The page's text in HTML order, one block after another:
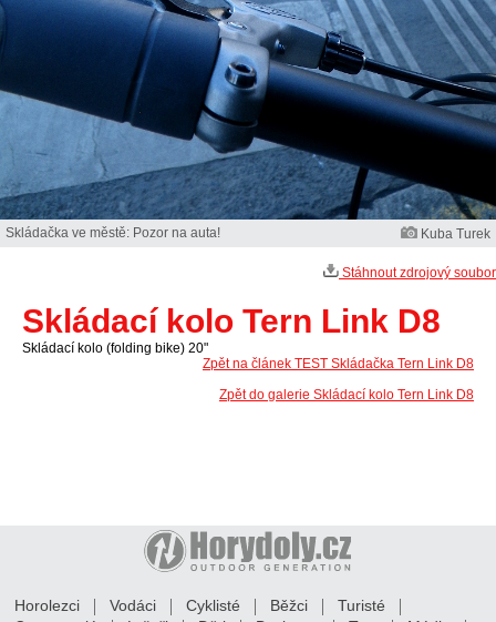
Skládačka ve městě: Pozor na auta! Kuba Turek
Stáhnout zdrojový soubor
Skládací kolo Tern Link D8
Skládací kolo (folding bike) 20"
Zpět na článek TEST Skládačka Tern Link D8
Zpět do galerie Skládací kolo Tern Link D8
Horolezci Vodáci Cyklisté Běžci
Turisté